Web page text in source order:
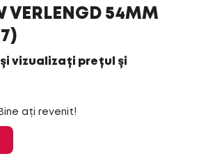
VERLENGD 54MM
vizualizați prețul și
ați revenit!